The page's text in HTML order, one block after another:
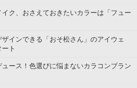
ク、おさえておきたいカラーは「フュー
ザインできる「おそ松さん」のアイウェ
ト
ース！色選びに悩まないカラコンブラン